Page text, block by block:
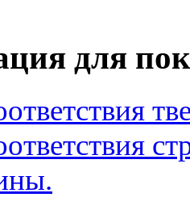
для